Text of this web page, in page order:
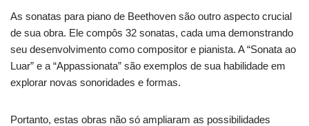
As sonatas para piano de Beethoven são outro aspecto crucial
de sua obra. Ele compôs 32 sonatas, cada uma demonstrando
seu desenvolvimento como compositor e pianista. A “Sonata ao
Luar” e a “Appassionata” são exemplos de sua habilidade em
explorar novas sonoridades e formas.
Portanto, estas obras não só ampliaram as possibilidades